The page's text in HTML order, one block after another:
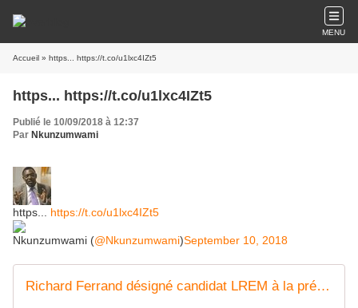
MENU
Accueil » https... https://t.co/u1lxc4IZt5
https... https://t.co/u1lxc4IZt5
Publié le 10/09/2018 à 12:37
Par Nkunzumwami
https... https://t.co/u1lxc4IZt5
Nkunzumwami (@Nkunzumwami)September 10, 2018
Richard Ferrand désigné candidat LREM à la présidence de l'Assemblée nationale